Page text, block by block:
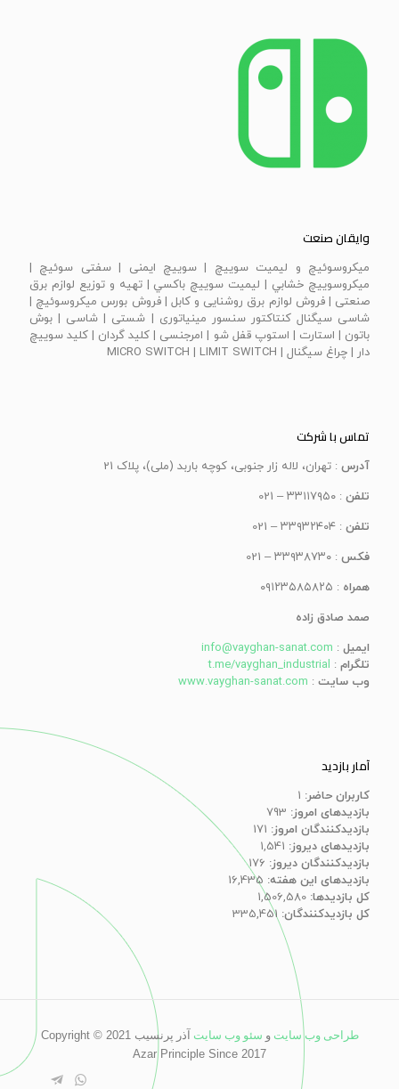
وایقان صنعت
ميكروسوئيچ و ليميت سوييچ | سویيچ ايمنی | سفتی سوئيچ |
ميكروسوييچ خشابي | ليميت سوييچ باكسي | تهیه و توزیع لوازم برق
صنعتی | فروش لوازم برق روشنایی و کابل | فروش بورس میکروسوئیچ |
شاسی سیگنال کنتاکتور سنسور مینیاتوری | شستی | شاسی | بوش
باتون | استارت | استوپ قفل شو | امرجنسی | كليد گردان | كليد سوييچ
دار | چراغ سيگنال | MICRO SWITCH | LIMIT SWITCH
تماس با شرکت
آدرس : تهران، لاله زار جنوبی، کوچه باربد (ملی)، پلاک 21
تلفن : ۳۳۱۱۷۹۵۰ – 021
تلفن : ۳۳۹۳۲۴۰۴ – 021
فکس : ۳۳۹۳۸۷۳۰ – 021
همراه : ۰۹۱۲۳۵۸۵۸۲۵
صمد صادق زاده
ایمیل :
info@vayghan-sanat.com
تلگرام :
t.me/vayghan_industrial
وب سایت :
www.vayghan-sanat.com
آمار بازدید
کاربران حاضر: 1
بازدیدهای امروز: 793
بازدیدکنندگان امروز: 171
بازدیدهای دیروز: 1,541
بازدیدکنندگان دیروز: 176
بازدیدهای این هفته: 16,435
کل بازدیدها: 1,506,580
کل بازدیدکنند‌گان: 335,451
طراحی وب سایت و سئو وب سایت آذر پرنسیب Copyright © 2021
Azar Principle Since 2017